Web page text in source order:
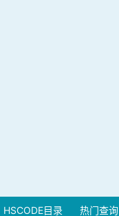
HSCODE目录 热门查询